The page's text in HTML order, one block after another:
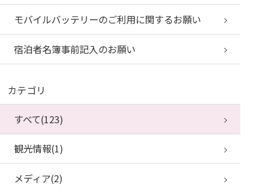
モバイルバッテリーのご利用に関するお願い
宿泊者名簿事前記入のお願い
カテゴリ
すべて(123)
観光情報(1)
メディア(2)